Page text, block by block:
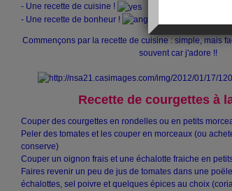
- Une recette de cuisine !
- Une recette de bonheur !
Commençons par la recette de cuisine : simple, mais
souvent car j'adore !!
Recette de courgettes à
Couper des courgettes en rondelles ou en petits
Peler des tomates et les couper en morceaux (ou
conserve)
Couper un oignon frais et une échalotte fraiche en
Faires revenir un peu de jus de tomates dans une
échalottes, sel poivre et quelques épices au choix